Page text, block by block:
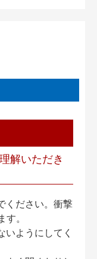
解いただき
ください。衝撃
。
ようにしてく